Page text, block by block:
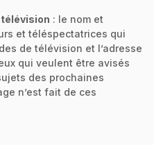
: le nom et
et téléspectatrices qui
de télévision et l’adresse
qui veulent être avisés
des prochaines
n’est fait de ces